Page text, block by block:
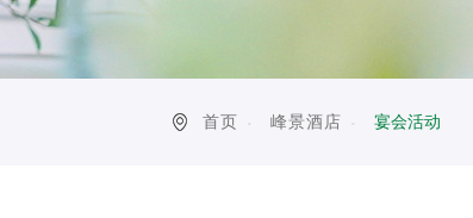
首页 峰景酒店 宴会活动